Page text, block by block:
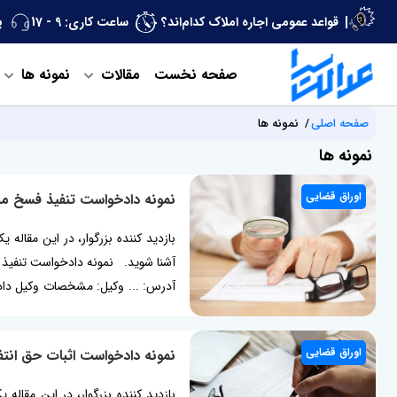
قواعد عمومی اجاره املاک کدام‌اند؟ ساعت کاری: 9 - 17
صفحه نخست مقالات نمونه ها
صفحه اصلی نمونه ها
نمونه ها
اوراق قضایی نمونه دادخواست تنفیذ فسخ
بازدید کننده بزرگوار، در این
آشنا شوید. نمونه دادخواست
آدرس: ... وکیل: مشخصات وکیل
اوراق قضایی نمونه دادخواست اثبات حق